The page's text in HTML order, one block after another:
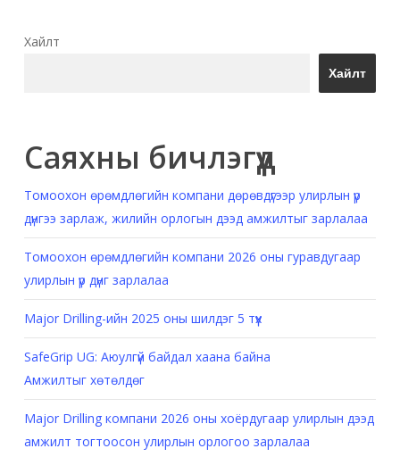
Хайлт
Хайлт
Саяхны бичлэгүүд
Томоохон өрөмдлөгийн компани дөрөвдүгээр улирлын үр
дүнгээ зарлаж, жилийн орлогын дээд амжилтыг зарлалаа
Томоохон өрөмдлөгийн компани 2026 оны гуравдугаар
улирлын үр дүнг зарлалаа
Major Drilling-ийн 2025 оны шилдэг 5 түүх
SafeGrip UG: Аюулгүй байдал хаана байна
Амжилтыг хөтөлдөг
Major Drilling компани 2026 оны хоёрдугаар улирлын дээд
амжилт тогтоосон улирлын орлогоо зарлалаа